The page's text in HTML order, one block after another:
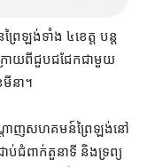
ៃឡង់​ទាំង ៤​ខេត្ត បន្ត
ក្រោយពី​ជួប​ជជែក​ជាមួយ
នា។
ដាញ​សហគមន៍​ព្រៃឡង់​នៅ​
ាប់ជំពាក់​តួនាទី និង​ទ្រព្យ